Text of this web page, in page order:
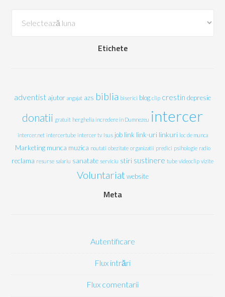
Etichete
adventist ajutor angajat azs biblia biserici blog clip crestin depresie
donatii gratuit herghelia incredere in Dumnezeu intercer
intercer.net intercertube intercer tv Isus job link link-uri linkuri loc de munca
Marketing munca muzica noutati obezitate organizatii predici psihologie radio
reclama resurse salariu sanatate serviciu stiri sustinere tube videoclip vizite
Voluntariat website
Meta
Autentificare
Flux intrări
Flux comentarii